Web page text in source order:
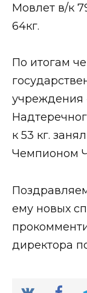
Мовлет в/к
64кг.
По итогам
к 53 кг.
Чемпионом
ему новых
директора